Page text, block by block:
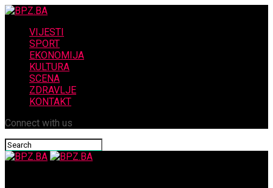
VIJESTI
SPORT
EKONOMIJA
KULTURA
SCENA
ZDRAVLJE
KONTAKT
Connect with us